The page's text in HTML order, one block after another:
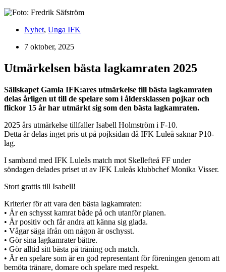
Nyhet, Unga IFK
7 oktober, 2025
Utmärkelsen bästa lagkamraten 2025
Sällskapet Gamla IFK:ares utmärkelse till bästa lagkamraten
delas årligen ut till de spelare som i åldersklassen pojkar och
flickor 15 år har utmärkt sig som den bästa lagkamraten.
2025 års utmärkelse tillfaller Isabell Holmström i F-10.
Detta år delas inget pris ut på pojksidan då IFK Luleå saknar P10-
lag.
I samband med IFK Luleås match mot Skellefteå FF under
söndagen delades priset ut av IFK Luleås klubbchef Monika Visser.
Stort grattis till Isabell!
Kriterier för att vara den bästa lagkamraten:
• Är en schysst kamrat både på och utanför planen.
• Är positiv och får andra att känna sig glada.
• Vågar säga ifrån om någon är oschysst.
• Gör sina lagkamrater bättre.
• Gör alltid sitt bästa på träning och match.
• Är en spelare som är en god representant för föreningen genom att
bemöta tränare, domare och spelare med respekt.